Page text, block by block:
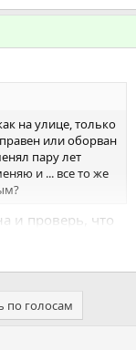
на улице, только
или оборван
пару лет
и ... все то же
и проверь, что
бывает
может только
пусть деньги
по голосам